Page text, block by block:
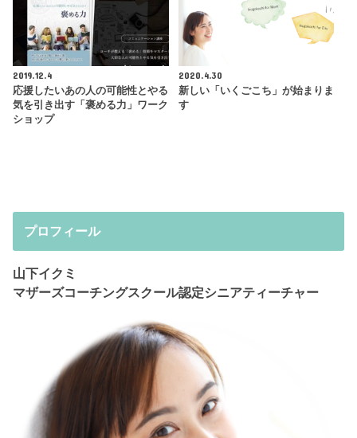
2019.12.4
応援したいあの人の可能性とやる
気を引き出す「褒める力」ワーク
ショップ
2020.4.30
新しい「いくごこち」が始まりま
す
プロフィール
山下イクミ
マザーズコーチングスクール認定シニアティーチャー